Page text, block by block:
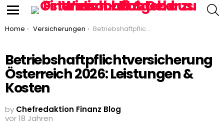
You are here:
Home Versicherungen Betriebshaftpflichtversicherung Österreich 2026: Leistungen & Kosten
Betriebshaftpflichtversicherung
Österreich 2026: Leistungen &
Kosten
by Chefredaktion Finanz Blog
vor 18 Jahren